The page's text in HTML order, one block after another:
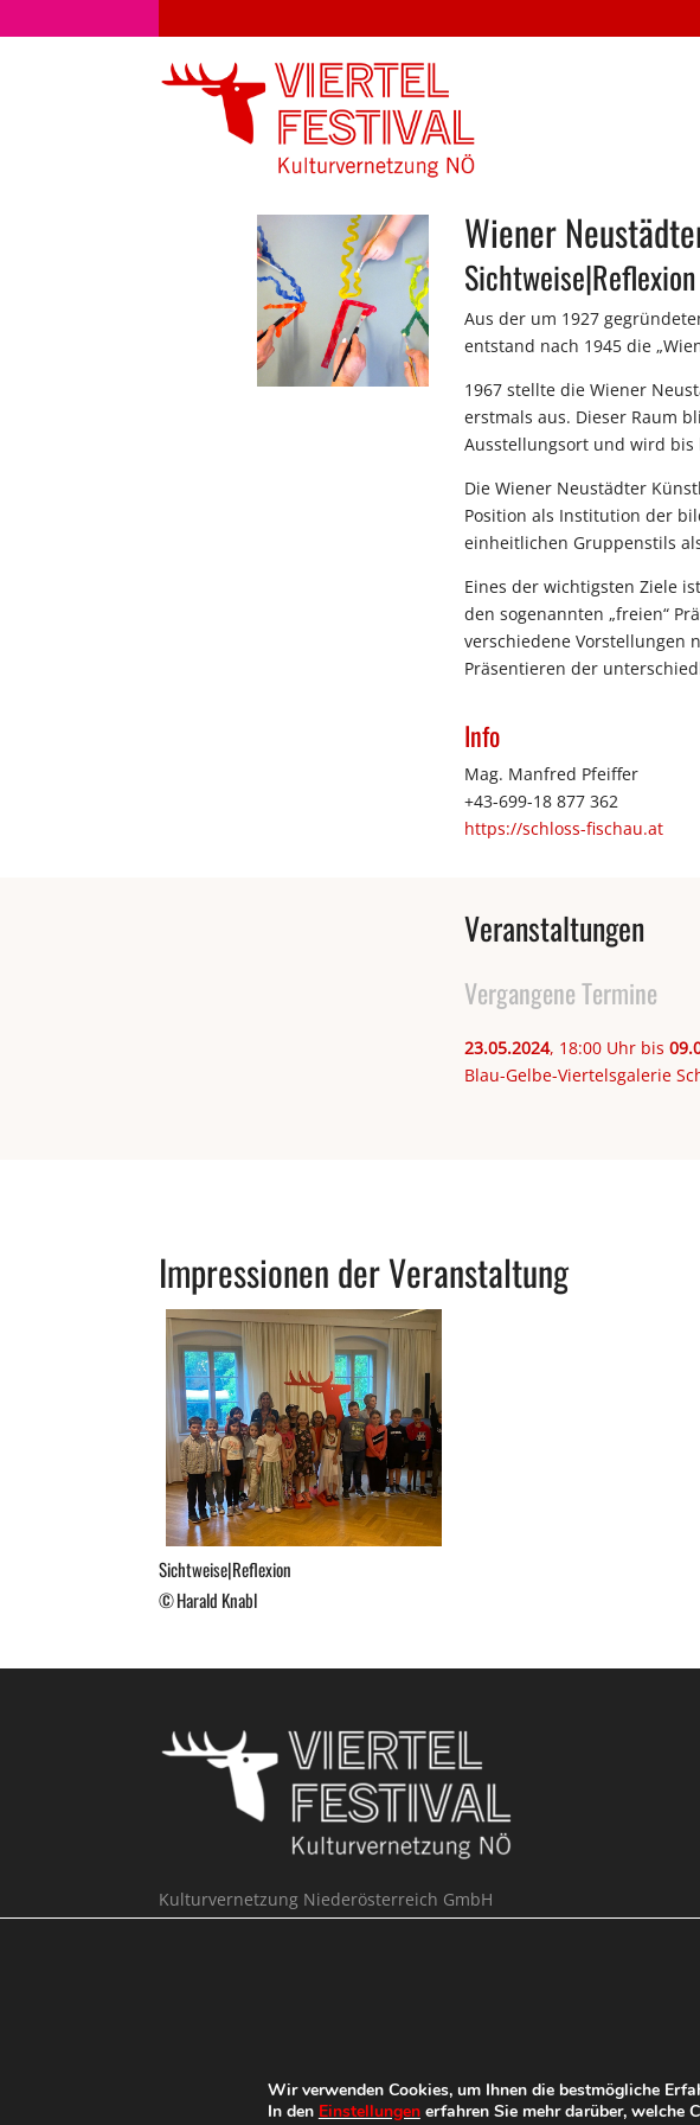
Wiener
Sichtweise|Reflexion
Aus der um 1927
entstand nach 1945 die
1967 stellte die Wiener
erstmals aus. Dieser Raum
Ausstellungsort und wird bis
Die Wiener Neustädter
Position als Institution der
einheitlichen Gruppenstils
Eines der wichtigsten Ziele
den sogenannten „freien“
verschiedene Vorstellungen
Präsentieren der
Info
Mag. Manfred Pfeiffer
+43-699-18 877 362
https://schloss-fischau.at
Veranstaltungen
Vergangene Termine
23.05.2024, 18:00 Uhr bis
Blau-Gelbe-Viertelsgalerie
Impressionen der Veranstaltung
Sichtweise|Reflexion
Harald Knabl
Kulturvernetzung Niederösterreich GmbH
Büro Viertelfestival
Online EinreichungWir verwenden Cookies, um Ihnen die bestmögliche
In den Einstellungenerfahren Sie mehr darüber, welche